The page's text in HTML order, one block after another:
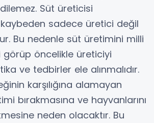
Süt üreticisi
sadece üretici değil
Bu nedenle süt üretimini milli
öncelikle üreticiyi
ve tedbirler ele alınmalıdır.
karşılığına alamayan
bırakmasına ve hayvanlarını
neden olacaktır. Bu